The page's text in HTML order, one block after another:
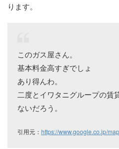
ります。
このガス屋さん。
基本料金高すぎでしょ
あり得んわ。
二度とイワタニグループの賃
ないだろう。
引用元： https://www.google.co.jp/